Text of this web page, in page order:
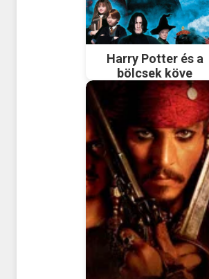
Harry Potter és a
bölcsek köve